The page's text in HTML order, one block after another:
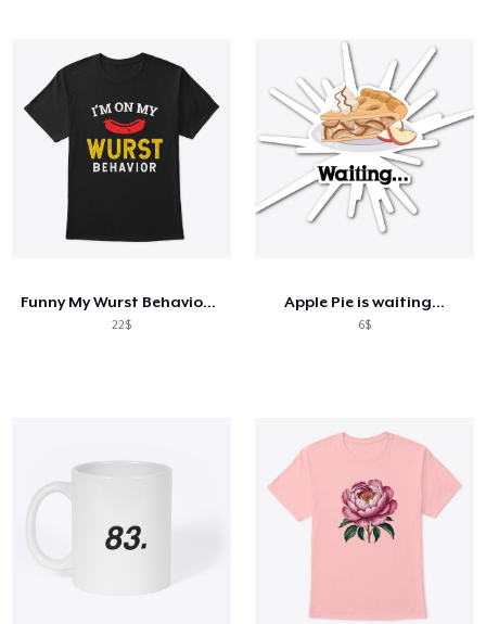
Funny My Wurst Behavior Oktoberfest
22$
Apple Pie is waiting...
6$